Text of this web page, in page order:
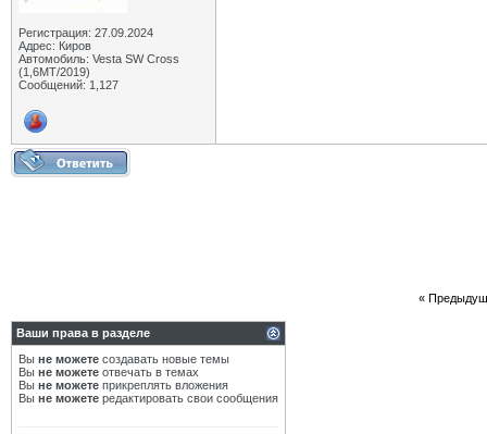
Регистрация: 27.09.2024
Адрес: Киров
Автомобиль: Vesta SW Cross
(1,6МТ/2019)
Сообщений: 1,127
«
Ваши права в разделе
Вы не можете создавать новые темы
Вы не можете отвечать в темах
Вы не можете прикреплять вложения
Вы не можете редактировать свои сообщения